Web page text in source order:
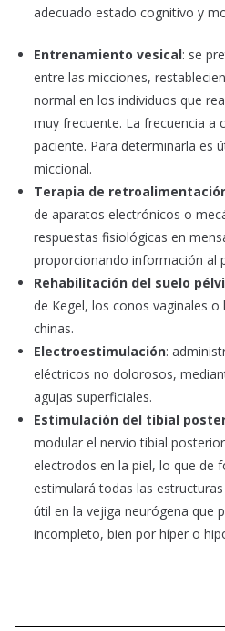
adecuado estado cognitivo y
Entrenamiento vesical: se
entre las micciones,
normal en los individuos que
muy frecuente. La frecuencia a
paciente. Para determinarla es
miccional.
Terapia de
de aparatos electrónicos o
respuestas fisiológicas en
proporcionando información al
Rehabilitación del suelo
de Kegel, los conos vaginales
chinas.
Electroestimulación:
eléctricos no dolorosos,
agujas superficiales.
Estimulación del tibial
modular el nervio tibial
electrodos en la piel, lo que de
estimulará todas las
útil en la vejiga neurógena que
incompleto, bien por híper o